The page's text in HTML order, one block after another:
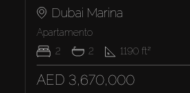
Dubai Marina
Apartamento
2
2 1190 ft²
AED 3,670,000